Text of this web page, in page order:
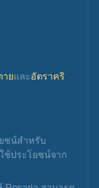
ายและอัตราคริ
ชน์สำหรับ
ช้ประโยชน์จาก